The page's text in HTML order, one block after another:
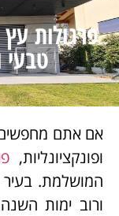
פרגולות
אם אתם מחפשים
ופונקציונליות,
המושלמת. בעיר
ורוב ימות